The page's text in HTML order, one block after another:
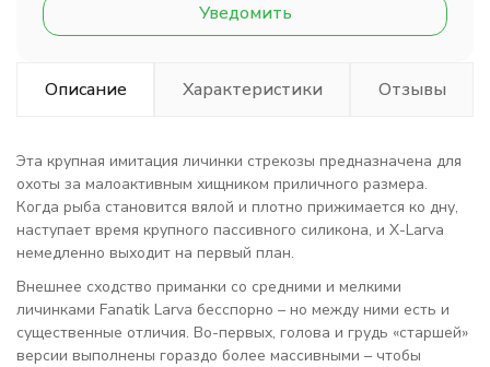
Уведомить
Описание Характеристики Отзывы
Эта крупная имитация личинки стрекозы предназначена для
охоты за малоактивным хищником приличного размера.
Когда рыба становится вялой и плотно прижимается ко дну,
наступает время крупного пассивного силикона, и X-Larva
немедленно выходит на первый план.
Внешнее сходство приманки со средними и мелкими
личинками Fanatik Larva бесспорно – но между ними есть и
существенные отличия. Во-первых, голова и грудь «старшей»
версии выполнены гораздо более массивными – чтобы